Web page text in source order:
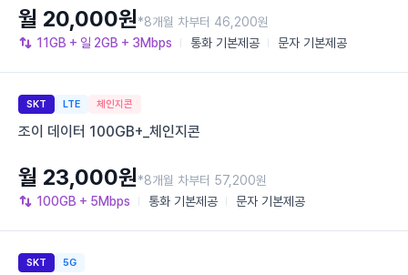
11GB + 일 2GB + 3Mbps 통화 기본제공 문자 기본제공
월 20,000원*8개월 차부터 46,200원
SKT LTE 체인지콘
조이 데이터 100GB+_체인지콘
100GB + 5Mbps 통화 기본제공 문자 기본제공
월 23,000원*8개월 차부터 57,200원
SKT 5G